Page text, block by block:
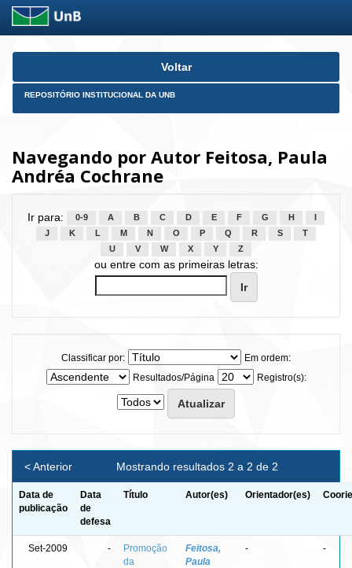
Skip
Voltar
REPOSITÓRIO INSTITUCIONAL DA UNB
Navegando por Autor Feitosa, Paula
Andréa Cochrane
Ir para: 0-9 A B C D E F G H
J
K L M N O P Q R S
T
U
V W X Y Z
ou entre com as primeiras letras:
Classificar por:
Em ordem:
Resultados/Página
Registro(s):
Mostrando resultados 2 a 2 de 2
< Anterior
Data de
publicação
Data
de
defesa
Título Autor(es) Orientador(es)
Set-2009 -
Promoção
da
Feitosa,
Paula
- -